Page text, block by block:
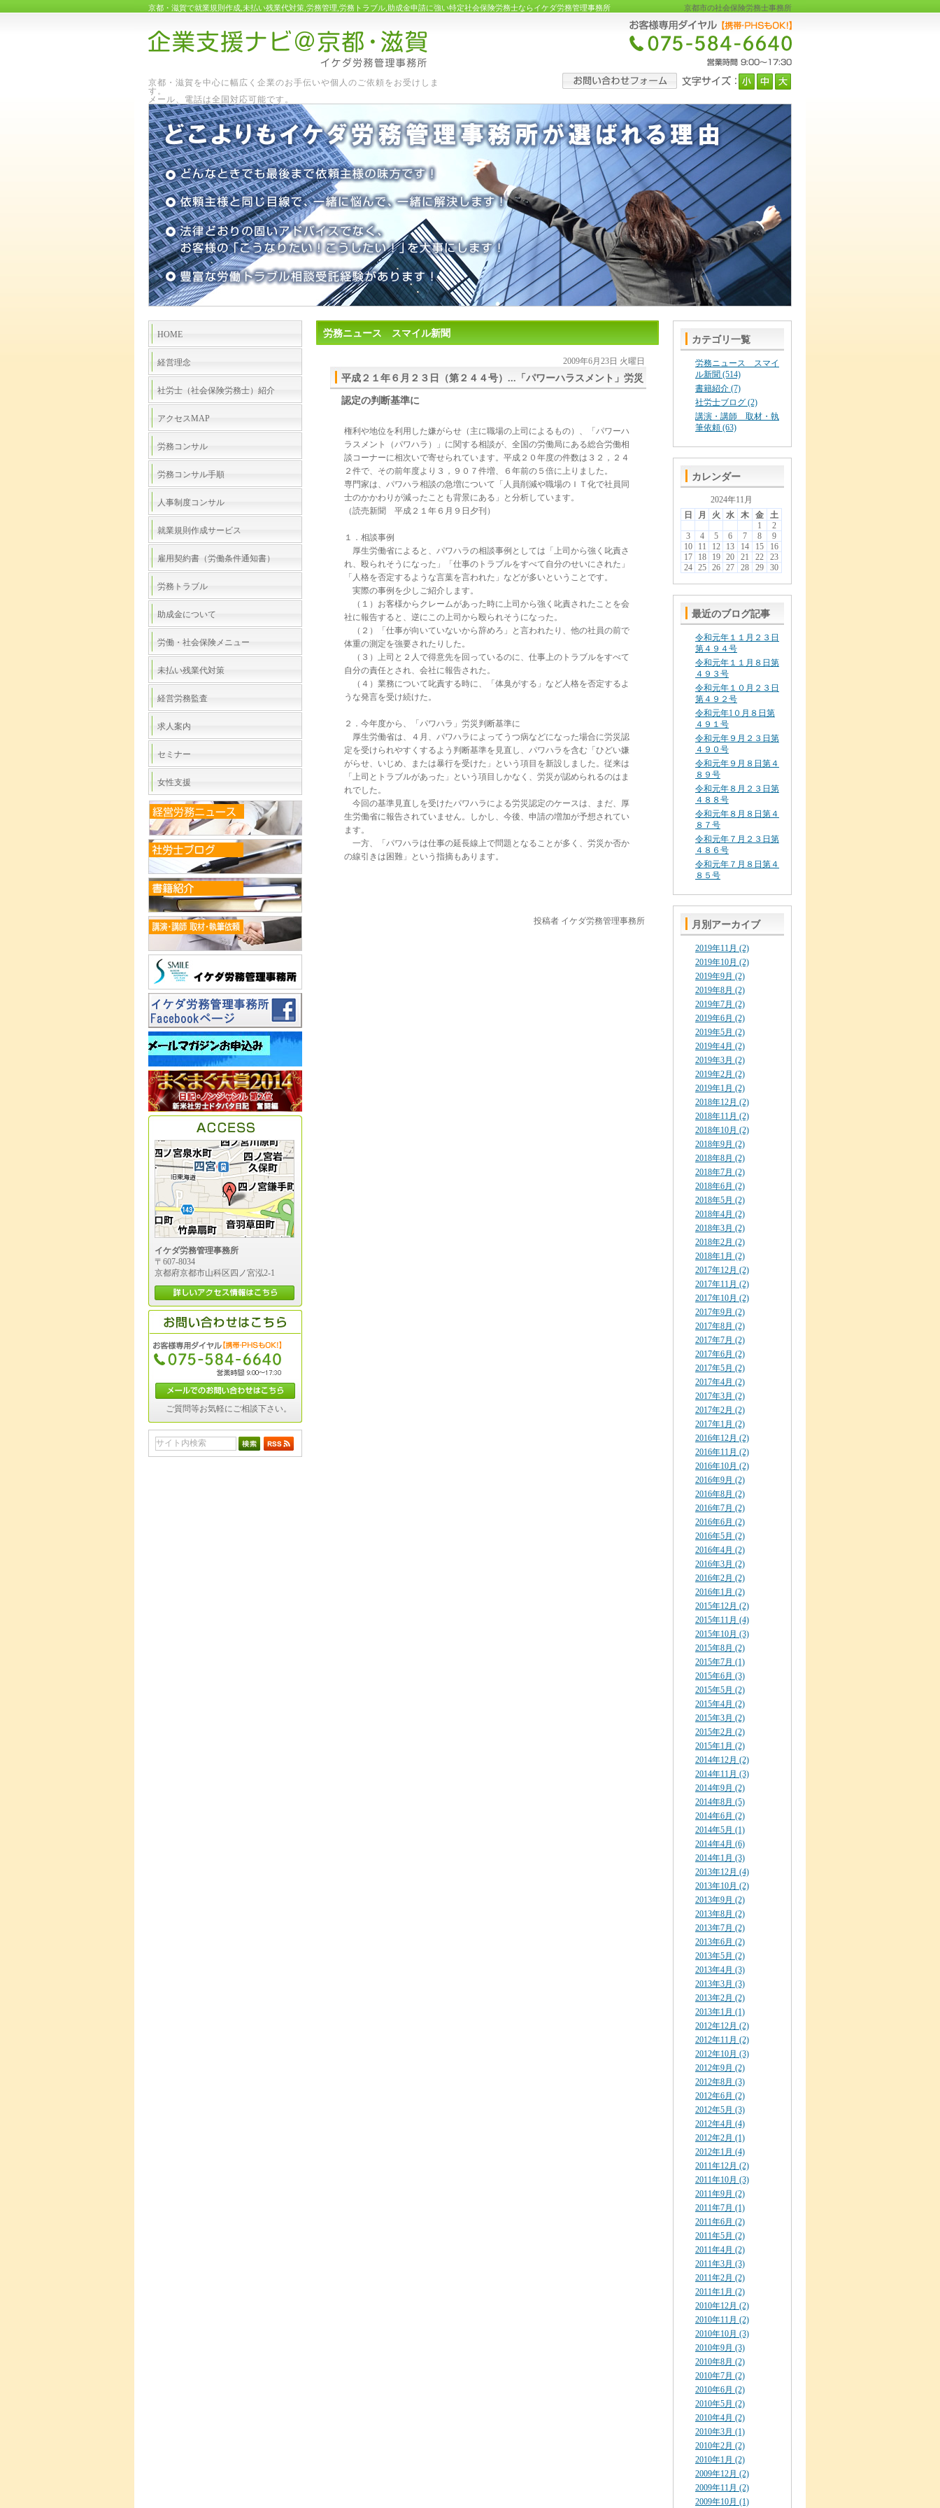
京都・滋賀で就業規則作成,未払い残業代対策,労務管理,労務トラブル,助成金申請に強い特定社会保険労務士ならイケダ労務管理事務所 京都市の社会保険労務士事務所
京都・滋賀を中心に幅広く企業のお手伝いや個人のご依頼をお受けしま
す。
メール、電話は全国対応可能です。
労務ニュース スマイル新聞
2009年6月23日 火曜日
平成２１年６月２３日（第２４４号）...「パワーハラスメント」労災
認定の判断基準に
権利や地位を利用した嫌がらせ（主に職場の上司によるもの）、「パワーハ
ラスメント（パワハラ）」に関する相談が、全国の労働局にある総合労働相
談コーナーに相次いで寄せられています。平成２０年度の件数は３２，２４
２件で、その前年度より３，９０７件増、６年前の５倍に上りました。
専門家は、パワハラ相談の急増について「人員削減や職場のＩＴ化で社員同
士のかかわりが減ったことも背景にある」と分析しています。
（読売新聞 平成２１年６月９日夕刊）
１．相談事例
厚生労働省によると、パワハラの相談事例としては「上司から強く叱責さ
れ、殴られそうになった」「仕事のトラブルをすべて自分のせいにされた」
「人格を否定するような言葉を言われた」などが多いということです。
実際の事例を少しご紹介します。
（１）お客様からクレームがあった時に上司から強く叱責されたことを会
社に報告すると、逆にこの上司から殴られそうになった。
（２）「仕事が向いていないから辞めろ」と言われたり、他の社員の前で
体重の測定を強要されたりした。
（３）上司と２人で得意先を回っているのに、仕事上のトラブルをすべて
自分の責任とされ、会社に報告された。
（４）業務について叱責する時に、「体臭がする」など人格を否定するよ
うな発言を受け続けた。
２．今年度から、「パワハラ」労災判断基準に
厚生労働省は、４月、パワハラによってうつ病などになった場合に労災認
定を受けられやすくするよう判断基準を見直し、パワハラを含む「ひどい嫌
がらせ、いじめ、または暴行を受けた」という項目を新設しました。従来は
「上司とトラブルがあった」という項目しかなく、労災が認められるのはま
れでした。
今回の基準見直しを受けたパワハラによる労災認定のケースは、まだ、厚
生労働省に報告されていません。しかし、今後、申請の増加が予想されてい
ます。
一方、「パワハラは仕事の延長線上で問題となることが多く、労災か否か
の線引きは困難」という指摘もあります。
投稿者 イケダ労務管理事務所
カテゴリ一覧
労務ニュース スマイ
ル新聞 (514)
書籍紹介 (7)
社労士ブログ (2)
講演・講師 取材・執
筆依頼 (63)
カレンダー
2024年11月
日
月 火 水 木 金
土
1
2
3
4 5 6 7 8
9
10
11 12 13 14 15
16
17
18 19 20 21 22
23
24
25 26 27 28 29 30
最近のブログ記事
令和元年１１月２３日
第４９４号
令和元年１１月８日第
４９３号
令和元年１０月２３日
第４９２号
令和元年1０月８日第
４９１号
令和元年９月２３日第
４９０号
令和元年９月８日第４
８９号
令和元年８月２３日第
４８８号
令和元年８月８日第４
８７号
令和元年７月２３日第
４８６号
令和元年７月８日第４
８５号
月別アーカイブ
2019年11月 (2)
2019年10月 (2)
2019年9月 (2)
2019年8月 (2)
2019年7月 (2)
2019年6月 (2)
2019年5月 (2)
2019年4月 (2)
2019年3月 (2)
2019年2月 (2)
2019年1月 (2)
2018年12月 (2)
2018年11月 (2)
2018年10月 (2)
2018年9月 (2)
2018年8月 (2)
2018年7月 (2)
2018年6月 (2)
2018年5月 (2)
2018年4月 (2)
2018年3月 (2)
2018年2月 (2)
2018年1月 (2)
2017年12月 (2)
2017年11月 (2)
2017年10月 (2)
2017年9月 (2)
2017年8月 (2)
2017年7月 (2)
2017年6月 (2)
2017年5月 (2)
2017年4月 (2)
2017年3月 (2)
2017年2月 (2)
2017年1月 (2)
2016年12月 (2)
2016年11月 (2)
2016年10月 (2)
2016年9月 (2)
2016年8月 (2)
2016年7月 (2)
2016年6月 (2)
2016年5月 (2)
2016年4月 (2)
2016年3月 (2)
2016年2月 (2)
2016年1月 (2)
2015年12月 (2)
2015年11月 (4)
2015年10月 (3)
2015年8月 (2)
2015年7月 (1)
2015年6月 (3)
2015年5月 (2)
2015年4月 (2)
2015年3月 (2)
2015年2月 (2)
2015年1月 (2)
2014年12月 (2)
2014年11月 (3)
2014年9月 (2)
2014年8月 (5)
2014年6月 (2)
2014年5月 (1)
2014年4月 (6)
2014年1月 (3)
2013年12月 (4)
2013年10月 (2)
2013年9月 (2)
2013年8月 (2)
2013年7月 (2)
2013年6月 (2)
2013年5月 (2)
2013年4月 (3)
2013年3月 (3)
2013年2月 (2)
2013年1月 (1)
2012年12月 (2)
2012年11月 (2)
2012年10月 (3)
2012年9月 (2)
2012年8月 (3)
2012年6月 (2)
2012年5月 (3)
2012年4月 (4)
2012年2月 (1)
2012年1月 (4)
2011年12月 (2)
2011年10月 (3)
2011年9月 (2)
2011年7月 (1)
2011年6月 (2)
2011年5月 (2)
2011年4月 (2)
2011年3月 (3)
2011年2月 (2)
2011年1月 (2)
2010年12月 (2)
2010年11月 (2)
2010年10月 (3)
2010年9月 (3)
2010年8月 (2)
2010年7月 (2)
2010年6月 (2)
2010年5月 (2)
2010年4月 (2)
2010年3月 (1)
2010年2月 (2)
2010年1月 (2)
2009年12月 (2)
2009年11月 (2)
2009年10月 (1)
HOME
経営理念
社労士（社会保険労務士）紹介
アクセスMAP
労務コンサル
労務コンサル手順
人事制度コンサル
就業規則作成サービス
雇用契約書（労働条件通知書）
労務トラブル
助成金について
労働・社会保険メニュー
未払い残業代対策
経営労務監査
求人案内
セミナー
女性支援
イケダ労務管理事務所
〒607-8034
京都府京都市山科区四ノ宮泓2-1
ご質問等お気軽にご相談下さい。